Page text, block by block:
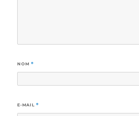
NOM *
E-MAIL *